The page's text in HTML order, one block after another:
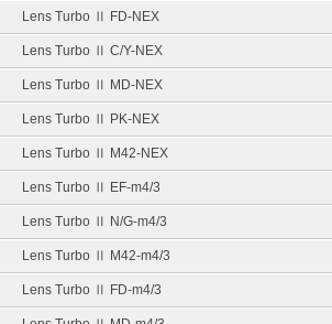
Lens Turbo Ⅱ FD-NEX
Lens Turbo Ⅱ C/Y-NEX
Lens Turbo Ⅱ MD-NEX
Lens Turbo Ⅱ PK-NEX
Lens Turbo Ⅱ M42-NEX
Lens Turbo Ⅱ EF-m4/3
Lens Turbo Ⅱ N/G-m4/3
Lens Turbo Ⅱ M42-m4/3
Lens Turbo Ⅱ FD-m4/3